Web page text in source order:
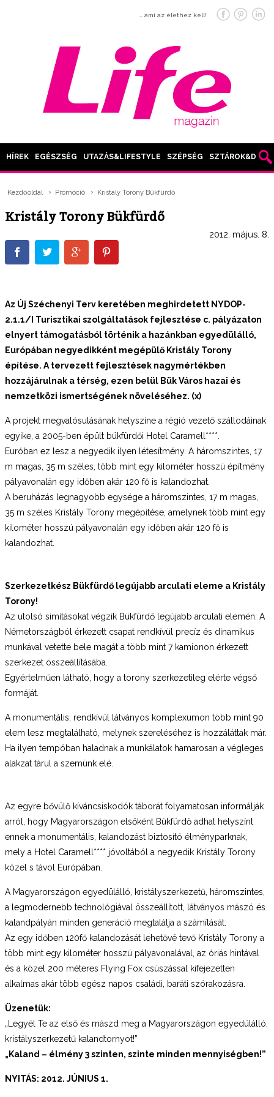
… ami az élethez kell!
HÍREK EGÉSZSÉG UTAZÁS&LIFESTYLE SZÉPSÉG SZTÁROK&DIVAT
Kezdőoldal Promóció Kristály Torony Bükfürdő
Kristály Torony Bükfürdő
2012. május. 8.
Az Új Széchenyi Terv keretében meghirdetett NYDOP-
2.1.1/I Turisztikai szolgáltatások fejlesztése c. pályázaton
elnyert támogatásból történik a hazánkban egyedülálló,
Európában negyedikként megépülő Kristály Torony
építése. A tervezett fejlesztések nagymértékben
hozzájárulnak a térség, ezen belül Bük Város hazai és
nemzetközi ismertségének növeléséhez. (x)
A projekt megvalósulásának helyszíne a régió vezető szállodáinak
egyike, a 2005-ben épült bükfürdői Hotel Caramell****.
Euróban ez lesz a negyedik ilyen létesítmény. A háromszintes, 17
m magas, 35 m széles, több mint egy kilométer hosszú építmény
pályavonalán egy időben akár 120 fő is kalandozhat.
A beruházás legnagyobb egysége a háromszintes, 17 m magas,
35 m széles Kristály Torony megépítése, amelynek több mint egy
kilométer hosszú pályavonalán egy időben akár 120 fő is
kalandozhat.
Szerkezetkész Bükfürdő legújabb arculati eleme a Kristály
Torony!
Az utolsó simításokat végzik Bükfürdő legújabb arculati elemén. A
Németországból érkezett csapat rendkívül precíz és dinamikus
munkával vetette bele magát a több mint 7 kamionon érkezett
szerkezet összeállításába.
Egyértelműen látható, hogy a torony szerkezetileg elérte végső
formáját.
A monumentális, rendkívül látványos komplexumon több mint 90
elem lesz megtalálható, melynek szereléséhez is hozzáláttak már.
Ha ilyen tempóban haladnak a munkálatok hamarosan a végleges
alakzat tárul a szemünk elé.
Az egyre bővülő kíváncsiskodók táborát folyamatosan informálják
arról, hogy Magyarországon elsőként Bükfürdő adhat helyszínt
ennek a monumentális, kalandozást biztosító élményparknak,
mely a Hotel Caramell**** jóvoltából a negyedik Kristály Torony
közel s távol Európában.
A Magyarországon egyedülálló, kristályszerkezetű, háromszintes,
a legmodernebb technológiával összeállított, látványos mászó és
kalandpályán minden generáció megtalálja a számítását.
Az egy időben 120fő kalandozását lehetővé tevő Kristály Torony a
több mint egy kilométer hosszú pályavonalával, az óriás hintával
és a közel 200 méteres Flying Fox csúszás­sal kifejezetten
alkalmas akár több egész napos csa­ládi, baráti szórakozásra.
Üzenetük:
„Legyél Te az első és mászd meg a Magyarországon egyedülálló,
kristályszerkezetű kalandtornyot!”
„Kaland – élmény 3 szinten, szinte minden mennyiségben!”
NYITÁS: 2012. JÚNIUS 1.